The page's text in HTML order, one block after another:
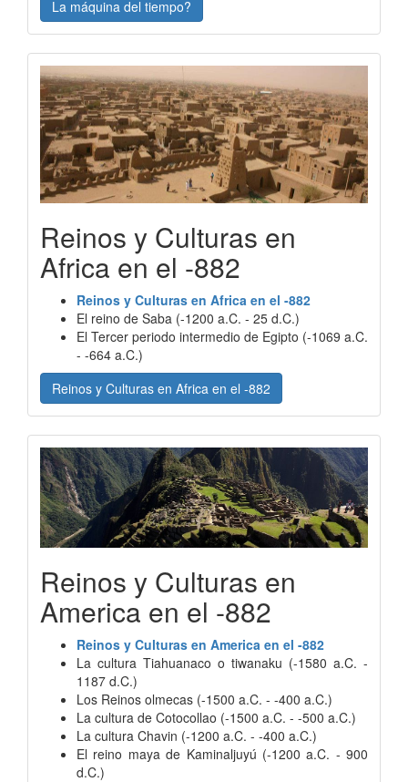
La máquina del tiempo?
Reinos y Culturas en
Africa en el -882
Reinos y Culturas en Africa en el -882
El reino de Saba (-1200 a.C. - 25 d.C.)
El Tercer periodo intermedio de Egipto (-1069 a.C.
- -664 a.C.)
Reinos y Culturas en Africa en el -882
Reinos y Culturas en
America en el -882
Reinos y Culturas en America en el -882
La cultura Tiahuanaco o tiwanaku (-1580 a.C. -
1187 d.C.)
Los Reinos olmecas (-1500 a.C. - -400 a.C.)
La cultura de Cotocollao (-1500 a.C. - -500 a.C.)
La cultura Chavin (-1200 a.C. - -400 a.C.)
El reino maya de Kaminaljuyú (-1200 a.C. - 900
d.C.)